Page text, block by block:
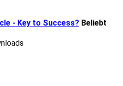
- Key to Success? Beliebt